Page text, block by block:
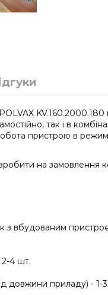
так і в
пристрою в
на замовлення
з вбудованим
4 шт.
довжини приладу) - 1-